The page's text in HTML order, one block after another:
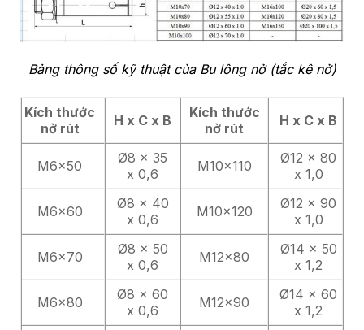
Bảng thông số kỹ thuật của Bu lông nở (tắc kê nở)
Kích thước
nở rút
H x C x B
Kích thước
nở rút
H x C x B
M6x50
Ø8 x 35
x 0,6
M10x110
Ø12 x 80
x 1,0
M6x60
Ø8 x 40
x 0,6
M10x120
Ø12 x 90
x 1,0
M6x70
Ø8 x 50
x 0,6
M12x80
Ø14 x 50
x 1,2
M6x80
Ø8 x 60
x 0,6
M12x90
Ø14 x 60
x 1,2